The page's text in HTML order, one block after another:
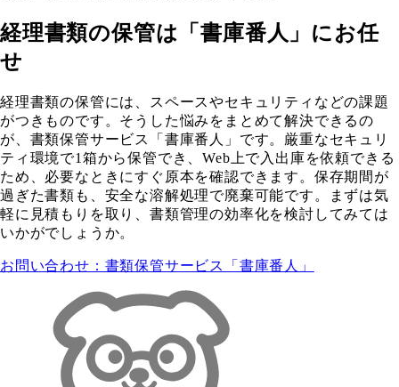
経理書類の保管は「書庫番人」にお任
せ
経理書類の保管には、スペースやセキュリティなどの課題
がつきものです。そうした悩みをまとめて解決できるの
が、書類保管サービス「書庫番人」です。厳重なセキュリ
ティ環境で1箱から保管でき、Web上で入出庫を依頼できる
ため、必要なときにすぐ原本を確認できます。保存期間が
過ぎた書類も、安全な溶解処理で廃棄可能です。まずは気
軽に見積もりを取り、書類管理の効率化を検討してみては
いかがでしょうか。
お問い合わせ：書類保管サービス「書庫番人」